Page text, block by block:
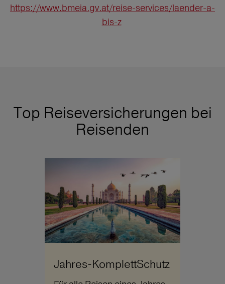
https://www.bmeia.gv.at/reise-services/laender-a-
bis-z
Top Reiseversicherungen bei
Reisenden
Jahres-KomplettSchutz